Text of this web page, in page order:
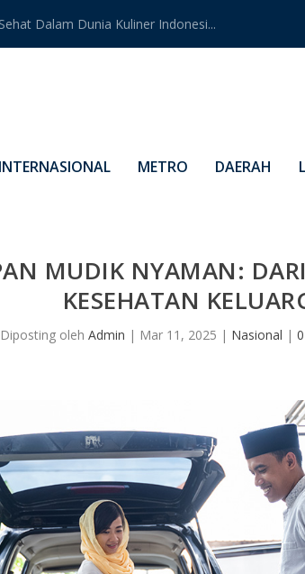
Dalam Dunia Kuliner Indonesi...
INTERNASIONAL METRO DAERAH
MUDIK NYAMAN:
KESEHATAN
Diposting oleh Admin | Mar 11, 2025 | Nasional | 0